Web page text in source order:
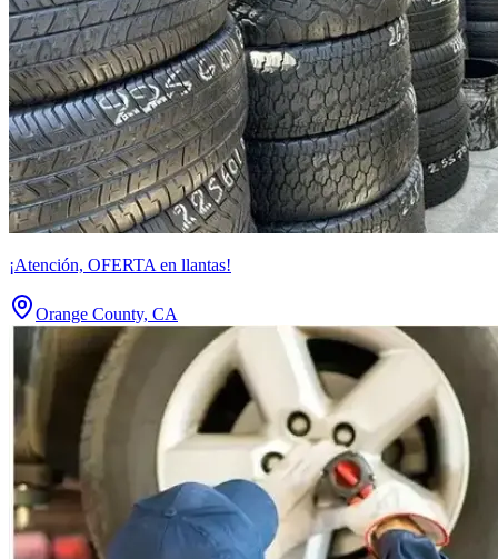
¡Atención, OFERTA en llantas!
Orange County, CA